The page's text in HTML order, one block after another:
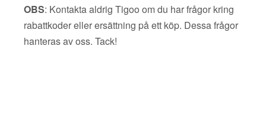
OBS: Kontakta aldrig Tigoo om du har frågor kring
rabattkoder eller ersättning på ett köp. Dessa frågor
hanteras av oss. Tack!